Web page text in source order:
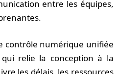
entre les équipes,
contrôle numérique unifiée
relie la conception à la
les délais, les ressources